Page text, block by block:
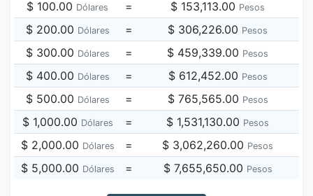
$ 100.00 Dólares = $ 153,113.00 Pesos
$ 200.00 Dólares = $ 306,226.00 Pesos
$ 300.00 Dólares = $ 459,339.00 Pesos
$ 400.00 Dólares = $ 612,452.00 Pesos
$ 500.00 Dólares = $ 765,565.00 Pesos
$ 1,000.00 Dólares = $ 1,531,130.00 Pesos
$ 2,000.00 Dólares = $ 3,062,260.00 Pesos
$ 5,000.00 Dólares = $ 7,655,650.00 Pesos